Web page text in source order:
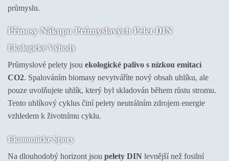
průmyslu.
Přínosy Nákupu Průmyslových Pelet DIN
Ekologické Výhody
Průmyslové pelety jsou ekologické palivo s nízkou emitací
CO2. Spalováním biomasy nevytváříte nový obsah uhlíku, ale
pouze uvolňujete uhlík, který byl skladován během růstu stromu.
Tento uhlíkový cyklus činí pelety neutrálním zdrojem energie
vzhledem k životnímu cyklu.
Ekonomické Spory
Na dlouhodobý horizont jsou pelety DIN levnější než fosilní